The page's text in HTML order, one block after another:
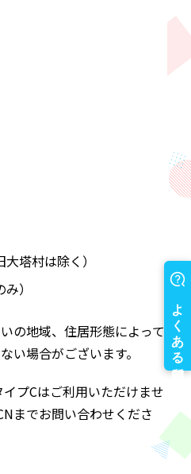
塔村は除く）
）
の地域、住居形態によって
い場合がございます。
プCはご利用いただけませ
までお問い合わせくださ